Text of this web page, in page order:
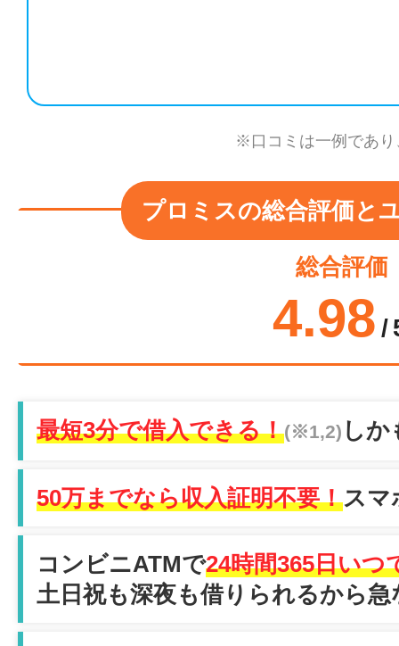
※口コミは一例であり
プロミスの総合評価と
総合評価
4.98 /
最短3分で借入できる！(※1,2) しか
50万までなら収入証明不要！スマ
コンビニATMで24時間365日いつ
土日祝も深夜も借りられるから